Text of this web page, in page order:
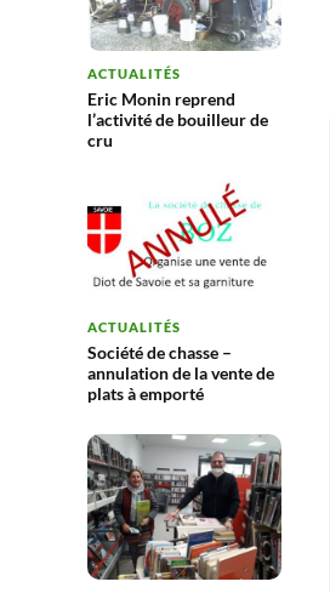
ACTUALITÉS
Eric Monin reprend
l’activité de bouilleur de
cru
ACTUALITÉS
Société de chasse –
annulation de la vente de
plats à emporté